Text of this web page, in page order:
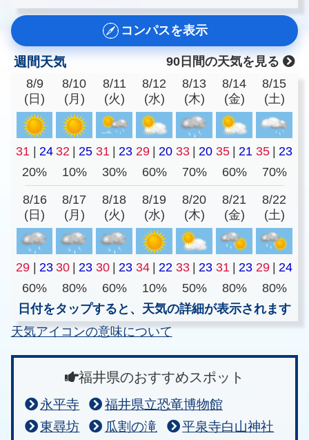
コンパスを表示
週間天気
90日間の天気を見る
8/9
(日)
8/10
(月)
8/11
(火)
8/12
(水)
8/13
(木)
8/14
(金)
8/15
(土)
31 | 24 32 | 25 31 | 23 29 | 20 33 | 20 35 | 21 35 | 23
20%
10% 30% 60% 70% 60% 70%
8/16
(日)
8/17
(月)
8/18
(火)
8/19
(水)
8/20
(木)
8/21
(金)
8/22
(土)
29 | 23 30 | 23 30 | 23 34 | 22 33 | 23 31 | 23 29 | 24
60%
80% 60% 10% 50% 80%
80%
日付をタップすると、天気の詳細が表示されます
天気アイコンの意味について
福井県のおすすめスポット
永平寺
福井県立恐竜博物館
東尋坊
瓜割の滝
平泉寺白山神社